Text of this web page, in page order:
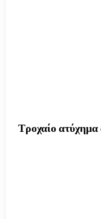
Τροχαίο ατύχημα